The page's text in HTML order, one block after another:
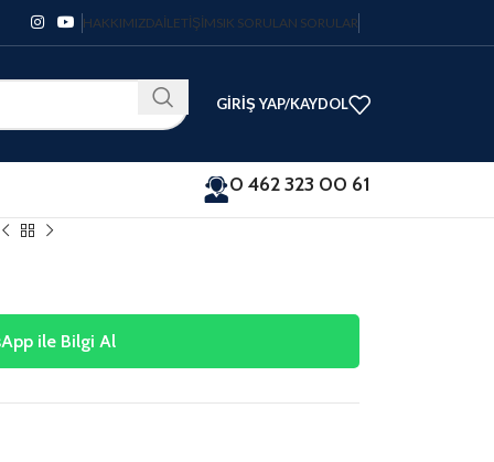
HAKKIMIZDAİLETIŞIMSIK SORULAN SORULAR
GIRIŞ YAP/KAYDOL
0 462 323 00 61
ile Bilgi Al